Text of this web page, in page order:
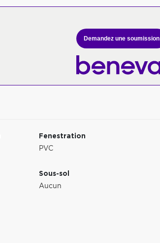
Demandez une soumission
Fenestration
PVC
Sous-sol
Aucun